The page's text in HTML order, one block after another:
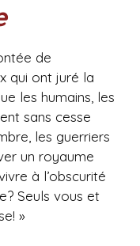
de
qui ont juré la
les humains, les
sans cesse
les guerriers
un royaume
à l’obscurité
Seuls vous et
»